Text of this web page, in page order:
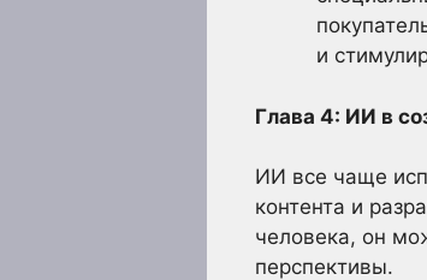
и
Глава 4: ИИ в
ИИ все чаще
контента и
человека, он
перспективы.